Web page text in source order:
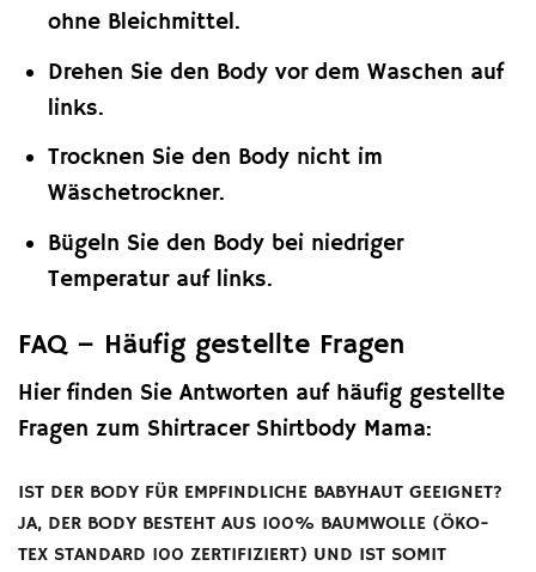
ohne Bleichmittel.
Drehen Sie den Body vor dem Waschen auf
links.
Trocknen Sie den Body nicht im
Wäschetrockner.
Bügeln Sie den Body bei niedriger
Temperatur auf links.
FAQ – Häufig gestellte Fragen
Hier finden Sie Antworten auf häufig gestellte
Fragen zum Shirtracer Shirtbody Mama:
IST DER BODY FÜR EMPFINDLICHE BABYHAUT GEEIGNET?
JA, DER BODY BESTEHT AUS 100% BAUMWOLLE (ÖKO-
TEX STANDARD 100 ZERTIFIZIERT) UND IST SOMIT